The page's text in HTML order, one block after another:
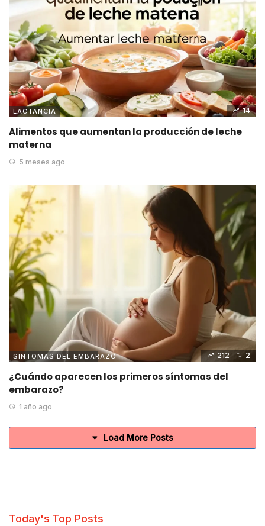
LACTANCIA 14
Alimentos que aumentan la producción de leche
materna
5 meses ago
SÍNTOMAS DEL EMBARAZO 212 2
¿Cuándo aparecen los primeros síntomas del
embarazo?
1 año ago
Load More Posts
Today's Top Posts